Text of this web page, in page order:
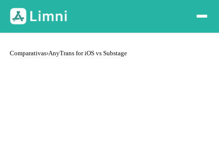
Comparativas›AnyTrans for iOS vs Substage